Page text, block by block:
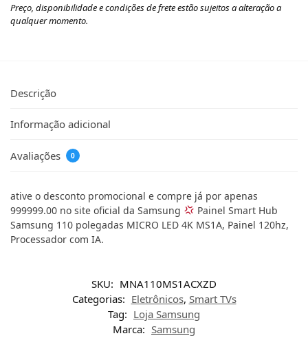
Preço, disponibilidade e condições de frete estão sujeitos a alteração a
qualquer momento.
Descrição
Informação adicional
Avaliações 0
ative o desconto promocional e compre já por apenas
999999.00 no site oficial da Samsung
Painel Smart Hub
Samsung 110 polegadas MICRO LED 4K MS1A, Painel 120hz,
Processador com IA.
SKU: MNA110MS1ACXZD
Categorias: Eletrônicos, Smart TVs
Tag: Loja Samsung
Marca: Samsung